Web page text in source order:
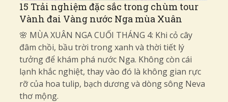
15 Trải nghiệm đặc sắc trong chùm tour
Vành đai Vàng nước Nga mùa Xuân
🌸 MÙA XUÂN NGA CUỐI THÁNG 4: Khi cỏ cây
đâm chồi, bầu trời trong xanh và thời tiết lý
tưởng để khám phá nước Nga. Không còn cái
lạnh khắc nghiệt, thay vào đó là không gian rực
rỡ của hoa tulip, bạch dương và dòng sông Neva
thơ mộng.